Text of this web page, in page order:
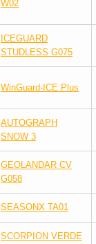
W02
ICEGUARD
STUDLESS G075
WinGuard-ICE Plus
AUTOGRAPH
SNOW 3
GEOLANDAR CV
G058
SEASONX TA01
SCORPION VERDE